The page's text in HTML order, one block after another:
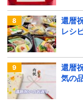
還暦
レシ
還暦
気の